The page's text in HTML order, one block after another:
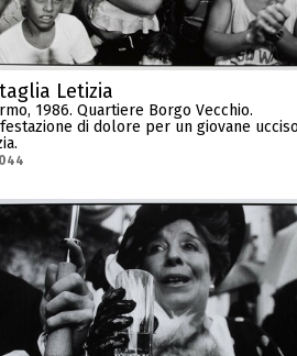
Letizia
1986. Quartiere Borgo Vecchio.
di dolore per un giovane